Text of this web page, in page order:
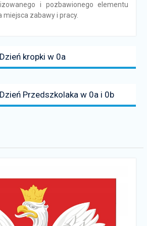
i pozbawionego elementu
miejsca zabawy i pracy.
Poprzedni
news:
Dzień kropki w 0a
Następny
news:
Dzień Przedszkolaka w 0a i 0b